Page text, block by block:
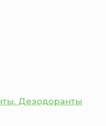
Дезодоранты